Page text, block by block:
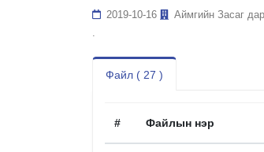
2019-10-16 Аймгийн Засаг
.
Файл ( 27 )
# Файлын нэр